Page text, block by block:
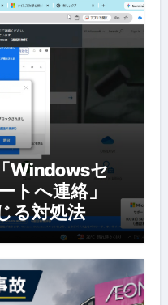
Windowsセ
トへ連絡」
る対処法